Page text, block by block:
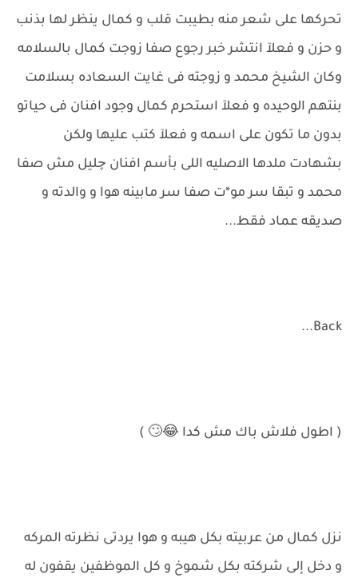
تحركها على شعر منه بطيبت قلب و كمال ينظر لها بذنب
و حزن و فعلآ انتشر خبر رجوع صفا زوجت كمال بالسلامه
وكان الشيخ محمد و زوجته فى غايت السعاده بسلامت
بنتهم الوحيده و فعلآ استحرم كمال وجود افنان فى حياتو
بدون ما تكون على اسمه و فعلآ كتب عليها ولكن
بشهادت ملدها الاصليه اللى بأسم افنان چليل مش صفا
محمد و تبقا سر مو*ت صفا سر مابينه هوا و والدته و
صديقه عماد فقط...
Back...
( اطول فلاش باك مش كدا 😂🙄 )
نزل كمال من عربيته بكل هيبه و هوا يردتى نظرته المركه
و دخل إلى شركته بكل شموخ و كل الموظفين يقفون له